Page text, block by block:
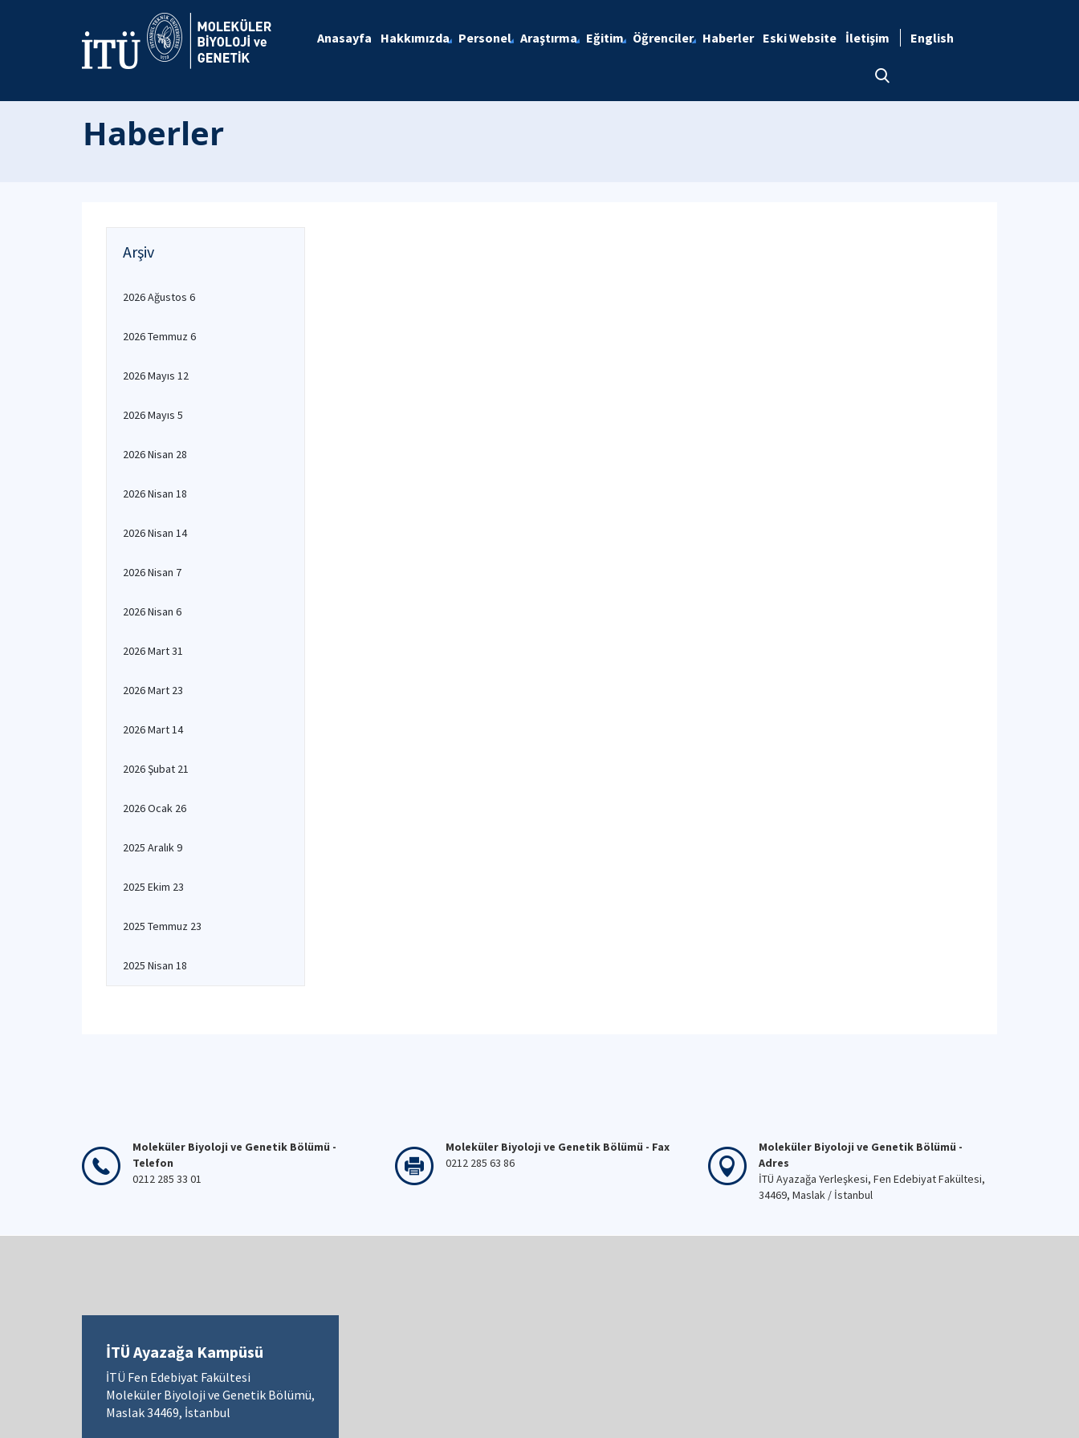
Anasayfa Hakkımızda Personel Araştırma Eğitim Öğrenciler Haberler Eski Website İletişim English
Haberler
Arşiv
2026 Ağustos 6
2026 Temmuz 6
2026 Mayıs 12
2026 Mayıs 5
2026 Nisan 28
2026 Nisan 18
2026 Nisan 14
2026 Nisan 7
2026 Nisan 6
2026 Mart 31
2026 Mart 23
2026 Mart 14
2026 Şubat 21
2026 Ocak 26
2025 Aralık 9
2025 Ekim 23
2025 Temmuz 23
2025 Nisan 18
Moleküler Biyoloji ve Genetik Bölümü -
Telefon
0212 285 33 01
Moleküler Biyoloji ve Genetik Bölümü - Fax
0212 285 63 86
Moleküler Biyoloji ve Genetik Bölümü -
Adres
İTÜ Ayazağa Yerleşkesi, Fen Edebiyat Fakültesi,
34469, Maslak / İstanbul
İTÜ Ayazağa Kampüsü
İTÜ Fen Edebiyat Fakültesi
Moleküler Biyoloji ve Genetik Bölümü,
Maslak 34469, İstanbul